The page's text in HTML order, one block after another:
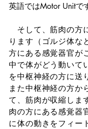
英語ではMotor Unitで
そして、筋肉の方
ります（ゴルジ体な
方にある感覚器官が
中で体がどう動いて
を中枢神経の方に送
また中枢神経の方か
て、筋肉が収縮しま
肉の方にある感覚器
に体の動きをフィー